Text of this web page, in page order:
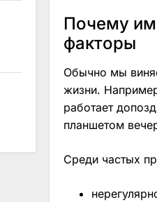
Почему
факторы
Обычно мы
жизни.
работает
планшетом
Среди частых